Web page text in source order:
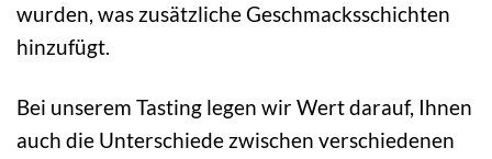
wurden, was zusätzliche Geschmacksschichten
hinzufügt.
Bei unserem Tasting legen wir Wert darauf, Ihnen
auch die Unterschiede zwischen verschiedenen